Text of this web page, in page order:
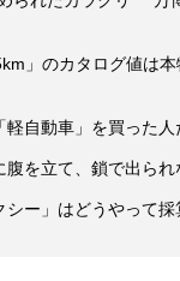
」のカタログ値は
軽自動車」を買った
腹を立て、鎖で出ら
シー」はどうやって